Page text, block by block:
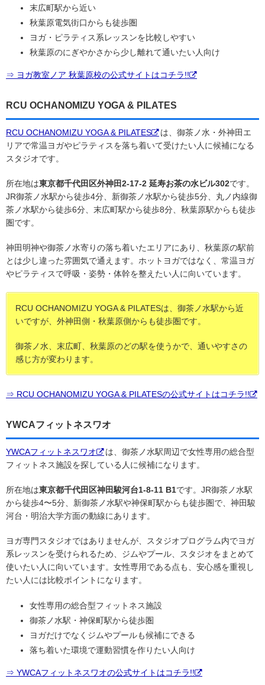
末広町駅から近い
秋葉原電気街口からも徒歩圏
ヨガ・ピラティス系レッスンを比較しやすい
秋葉原のにぎやかさから少し離れて通いたい人向け
⇒ ヨガ教室ノア 秋葉原校の公式サイトはコチラ!!
RCU OCHANOMIZU YOGA & PILATES
RCU OCHANOMIZU YOGA & PILATES
は、御茶ノ水・外神田エ
リアで常温ヨガやピラティスを落ち着いて受けたい人に候補になる
スタジオです。
所在地は東京都千代田区外神田2-17-2 延寿お茶の水ビル302です。
JR御茶ノ水駅から徒歩4分、新御茶ノ水駅から徒歩5分、丸ノ内線御
茶ノ水駅から徒歩6分、末広町駅から徒歩8分、秋葉原駅からも徒歩
圏です。
神田明神や御茶ノ水寄りの落ち着いたエリアにあり、秋葉原の駅前
とは少し違った雰囲気で通えます。ホットヨガではなく、常温ヨガ
やピラティスで呼吸・姿勢・体幹を整えたい人に向いています。
RCU OCHANOMIZU YOGA & PILATESは、御茶ノ水駅から近
いですが、外神田側・秋葉原側からも徒歩圏です。
御茶ノ水、末広町、秋葉原のどの駅を使うかで、通いやすさの
感じ方が変わります。
⇒ RCU OCHANOMIZU YOGA & PILATESの公式サイトはコチラ!!
YWCAフィットネスワオ
YWCAフィットネスワオ
は、御茶ノ水駅周辺で女性専用の総合型
フィットネス施設を探している人に候補になります。
所在地は東京都千代田区神田駿河台1-8-11 B1です。JR御茶ノ水駅
から徒歩4〜5分、新御茶ノ水駅や神保町駅からも徒歩圏で、神田駿
河台・明治大学方面の動線にあります。
ヨガ専門スタジオではありませんが、スタジオプログラム内でヨガ
系レッスンを受けられるため、ジムやプール、スタジオをまとめて
使いたい人に向いています。女性専用である点も、安心感を重視し
たい人には比較ポイントになります。
女性専用の総合型フィットネス施設
御茶ノ水駅・神保町駅から徒歩圏
ヨガだけでなくジムやプールも候補にできる
落ち着いた環境で運動習慣を作りたい人向け
⇒ YWCAフィットネスワオの公式サイトはコチラ!!